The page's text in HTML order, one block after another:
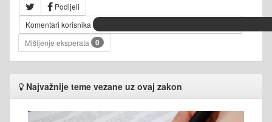
Podijeli
Komentari korisnika
Mišljenje eksperata
0
Najvažnije teme vezane uz ovaj zakon